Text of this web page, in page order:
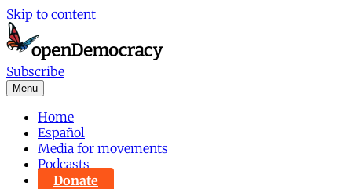
Skip to content
Subscribe
Menu
Home
Español
Media for movements
Podcasts
Donate